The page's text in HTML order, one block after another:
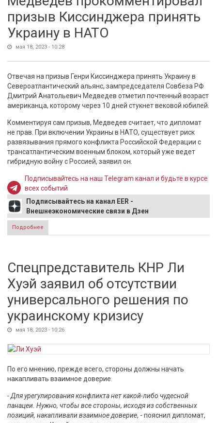
призыв Киссинджера принять
Украину в НАТО
мая 18, 2023 - 10:28
Отвечая на призыв Генри Киссинджера принять Украину в
Североатлантический альянс, зампредседателя Совбеза РФ
Дмитрий Анатольевич Медведев отметил почтенный возраст
американца, которому через 10 дней стукнет вековой юбилей.
Комментируя сам призыв, Медведев считает, что дипломат
не прав. При включении Украины в НАТО, существует риск
развязывания прямого конфликта Российской Федерации с
трансатлантическим военным блоком, который уже ведет
гибридную войну с Россией, заявил он.
Подписывайтесь на наш Telegram канал и будьте в курсе
всех событий
Подписывайтесь на канал EER -
Внешнеэкономические связи в Дзен
Подробнее
принять Украину в НАТО
Спецпредставитель КНР Ли
Хуэй заявил об отсутствии
универсального решения по
украинскому кризису
мая 18, 2023 - 10:26
По его мнению, прежде всего, стороны должны начать
накапливать взаимное доверие.
- Для урегулирования конфликта нет какой-либо чудесной
панацеи. Нужно, чтобы все стороны, исходя из собственных
позиций, накапливали взаимное доверие, - пояснил дипломат,